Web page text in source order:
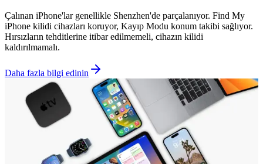
Çalınan iPhone'lar genellikle Shenzhen'de parçalanıyor. Find My
iPhone kilidi cihazları koruyor, Kayıp Modu konum takibi sağlıyor.
Hırsızların tehditlerine itibar edilmemeli, cihazın kilidi
kaldırılmamalı.
Daha fazla bilgi edinin